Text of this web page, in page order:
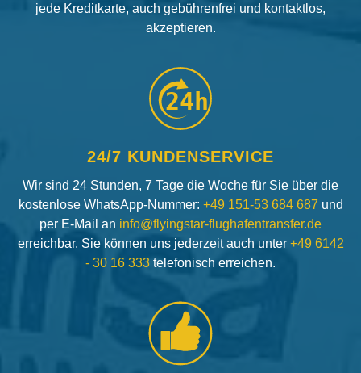
jede Kreditkarte, auch gebührenfrei und kontaktlos,
akzeptieren.
24h
24/7 KUNDENSERVICE
Wir sind 24 Stunden, 7 Tage die Woche für Sie über die
kostenlose WhatsApp-Nummer: +49 151-53 684 687 und
per E-Mail an info@flyingstar-flughafentransfer.de
erreichbar. Sie können uns jederzeit auch unter +49 6142
- 30 16 333 telefonisch erreichen.